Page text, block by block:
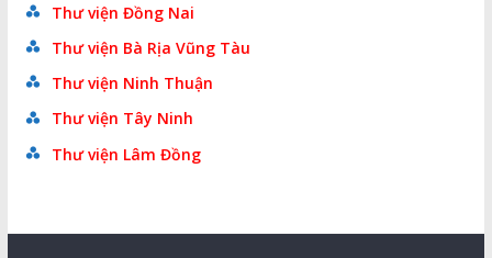
Thư viện Đồng Nai
Thư viện Bà Rịa Vũng Tàu
Thư viện Ninh Thuận
Thư viện Tây Ninh
Thư viện Lâm Đồng